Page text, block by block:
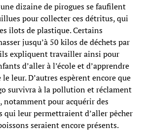
dizaine de pirogues se faufilent
pour collecter ces détritus, qui
îlots de plastique. Certains
jusqu’à 50 kilos de déchets par
ils expliquent travailler ainsi pour
d’aller à l’école et d’apprendre
leur. D’autres espèrent encore que
survivra à la pollution et réclament
notamment pour acquérir des
qui leur permettraient d’aller pêcher
seraient encore présents.